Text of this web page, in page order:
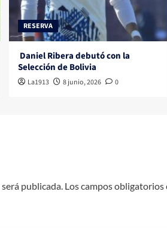
RESERVA
Daniel Ribera debutó con la
Selección de Bolivia
La1913 8 junio, 2026 0
publicada. Los campos obligatorios